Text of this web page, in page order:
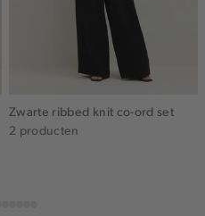
Zwarte ribbed knit co-ord set
2 producten